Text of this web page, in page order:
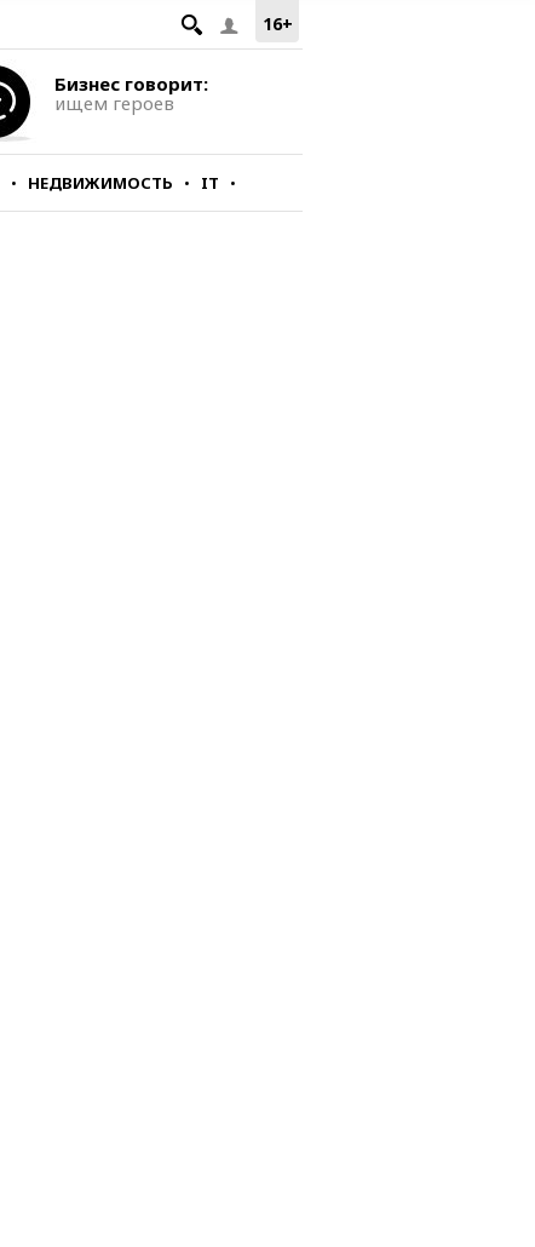
16+
Бизнес говорит:
ищем героев
НЕДВИЖИМОСТЬ IT